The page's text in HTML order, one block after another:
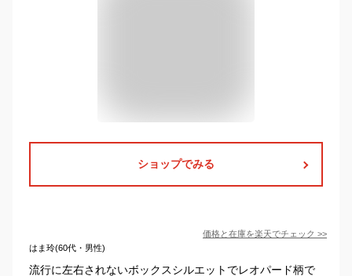
ショップでみる
価格と在庫を楽天でチェック >>
はま玲(60代・男性)
流行に左右されないボックスシルエットでレオパード柄で